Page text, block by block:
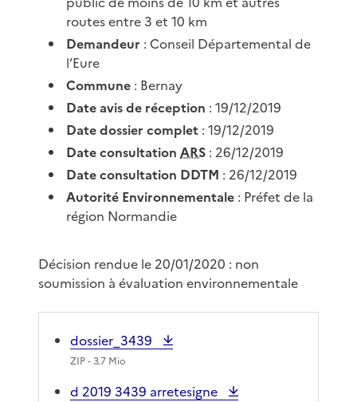
routes entre 3 et 10 km
Demandeur : Conseil Départemental de
l’Eure
Commune : Bernay
Date avis de réception : 19/12/2019
Date dossier complet : 19/12/2019
Date consultationARS : 26/12/2019
Date consultation DDTM : 26/12/2019
Autorité Environnementale : Préfet de la
région Normandie
Décision rendue le 20/01/2020 : non
soumission à évaluation environnementale
dossier_3439
ZIP- 3.7 Mio
d 2019 3439 arretesigne